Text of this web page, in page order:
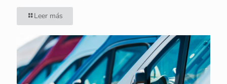
Leer más